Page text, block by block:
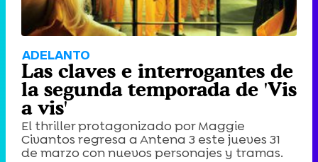
ADELANTO
Las claves e interrogantes de
la segunda temporada de 'Vis
a vis'
El thriller protagonizado por Maggie
Civantos regresa a Antena 3 este jueves 31
de marzo con nuevos personajes y tramas.